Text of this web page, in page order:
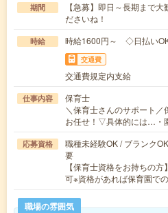
期間
【急募】即日～長期まで
ださいね！
時給 時給1600円～ ◇日払い
交通費
交通費規定内支給
仕事内容
保育士
＼保育士さんのサポート
お任せ！▽具体的には…・
応募資格
職種未経験OK / ブランク
要
【保育士資格をお持ちの
可※資格があれば保育園で
職場の雰囲気